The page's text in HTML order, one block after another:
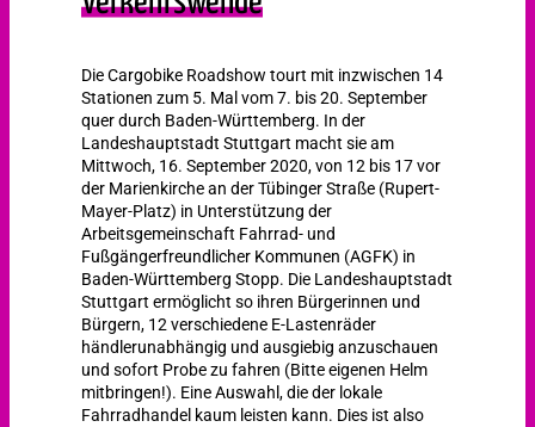
Die Cargobike Roadshow tourt mit inzwischen 14
Stationen zum 5. Mal vom 7. bis 20. September
quer durch Baden-Württemberg. In der
Landeshauptstadt Stuttgart macht sie am
Mittwoch, 16. September 2020, von 12 bis 17 vor
der Marienkirche an der Tübinger Straße (Rupert-
Mayer-Platz) in Unterstützung der
Arbeitsgemeinschaft Fahrrad- und
Fußgängerfreundlicher Kommunen (AGFK) in
Baden-Württemberg Stopp. Die Landeshauptstadt
Stuttgart ermöglicht so ihren Bürgerinnen und
Bürgern, 12 verschiedene E-Lastenräder
händlerunabhängig und ausgiebig anzuschauen
und sofort Probe zu fahren (Bitte eigenen Helm
mitbringen!). Eine Auswahl, die der lokale
Fahrradhandel kaum leisten kann. Dies ist also